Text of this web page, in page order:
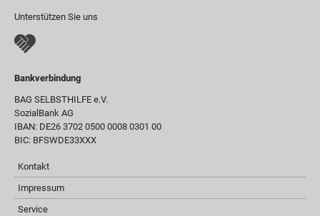
Unterstützen Sie uns
Bankverbindung
BAG SELBSTHILFE e.V.
SozialBank AG
IBAN: DE26 3702 0500 0008 0301 00
BIC: BFSWDE33XXX
Kontakt
Impressum
Service